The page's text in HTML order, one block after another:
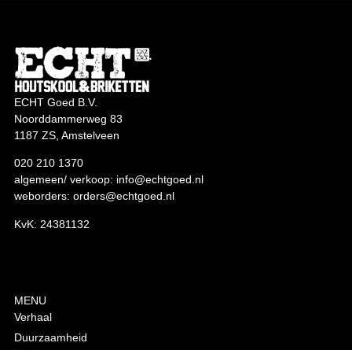
ECHT Goed B.V.
Noorddammerweg 83
1187 ZS, Amstelveen
020 210 1370
algemeen/ verkoop: info@echtgoed.nl
weborders: orders@echtgoed.nl
KvK: 24381132
MENU
Verhaal
Duurzaamheid